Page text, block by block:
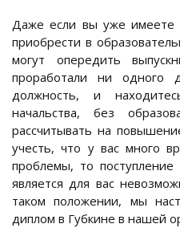
Даже если вы уже имеете
приобрести в
могут опередить
проработали ни
должность, и
начальства, без
рассчитывать на
учесть, что у вас много
проблемы, то
является для вас
таком положении, мы
диплом в Губкине в нашей